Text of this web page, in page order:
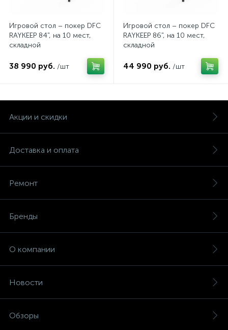
Игровой стол – покер DFC
RAYKEEP 84", на 10 мест,
складной
38 990 руб. /шт
Игровой стол – покер DFC
RAYKEEP 86", на 10 мест,
складной
44 990 руб. /шт
Акции и скидки
Доставка и оплата
Ремонт
Бренды
О компании
Новости
Обзоры